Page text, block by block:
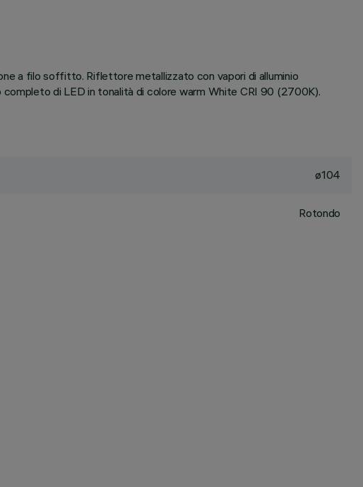
a filo soffitto. Riflettore metallizzato con vapori di alluminio
di LED in tonalità di colore warm White CRI 90 (2700K).
ø104
Rotondo